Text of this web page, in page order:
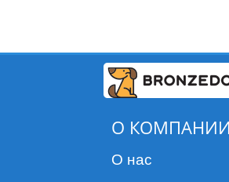
О КОМПАНИИ
О нас